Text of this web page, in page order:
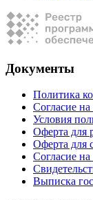
Документы
Политика
Согласие
Условия
Оферта для
Оферта для
Согласие
Выписка